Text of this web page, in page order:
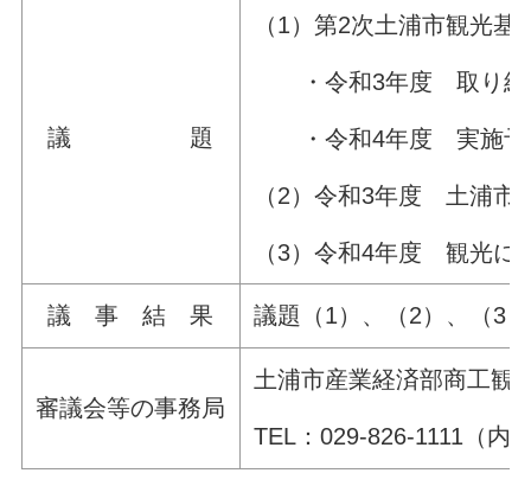
議 題
（1）第2次土浦市観光
・令和3年度 取り組
・令和4年度 実施予
（2）令和3年度 土浦市
（3）令和4年度 観光に
議 事 結 果 議題（1）、（2）、（3
審議会等の事務局
土浦市産業経済部商工観
TEL：029-826-1111（内